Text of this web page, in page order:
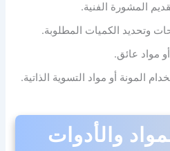
المشورة الفنية.
وتحديد الكميات المطلوبة.
مواد عائق.
المونة أو مواد التسوية الذاتية.
والأدوات